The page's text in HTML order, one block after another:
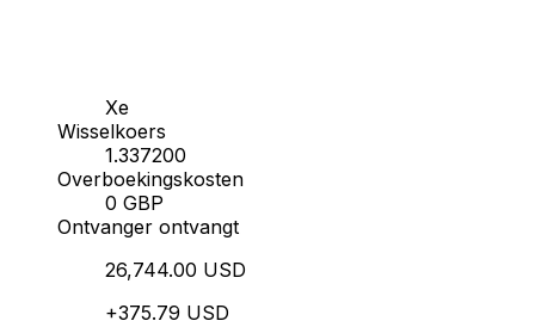
Xe
Wisselkoers
1.337200
Overboekingskosten
0 GBP
Ontvanger ontvangt
26,744.00 USD
+375.79 USD